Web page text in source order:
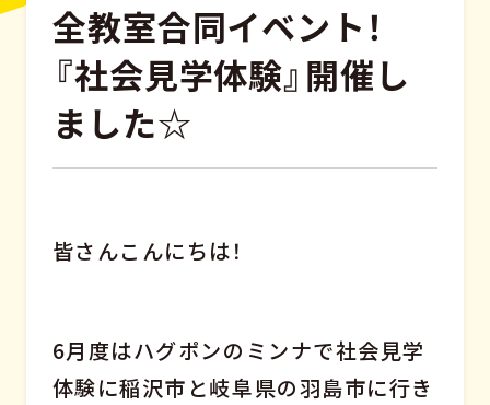
全教室合同イベント！
『社会見学体験』開催し
ました☆
皆さんこんにちは！
6月度はハグポンのミンナで社会見学
体験に稲沢市と岐阜県の羽島市に行き